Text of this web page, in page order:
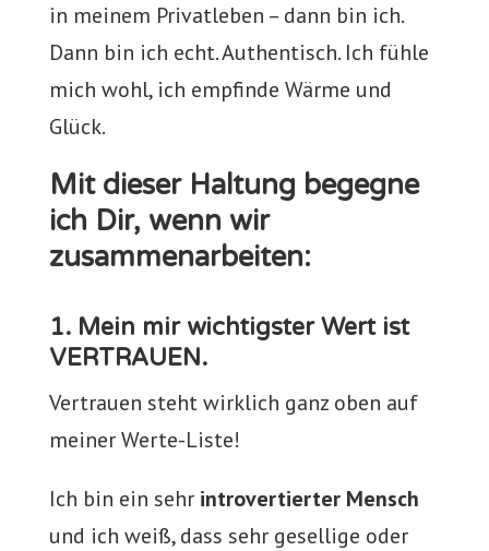
in meinem Privatleben – dann bin ich.
Dann bin ich echt. Authentisch. Ich fühle
mich wohl, ich empfinde Wärme und
Glück.
Mit dieser Haltung begegne
ich Dir, wenn wir
zusammenarbeiten:
1. Mein mir wichtigster Wert ist
VERTRAUEN.
Vertrauen steht wirklich ganz oben auf
meiner Werte-Liste!
Ich bin ein sehr introvertierter Mensch
und ich weiß, dass sehr gesellige oder